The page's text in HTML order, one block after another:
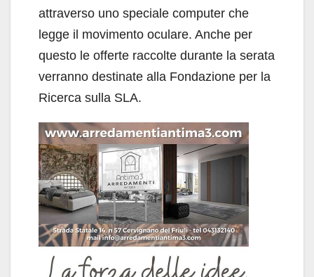
attraverso uno speciale computer che
legge il movimento oculare. Anche per
questo le offerte raccolte durante la serata
verranno destinate alla Fondazione per la
Ricerca sulla SLA.